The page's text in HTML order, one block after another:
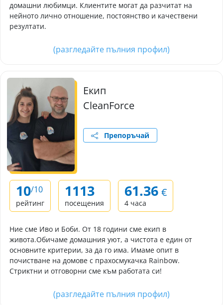
домашни любимци. Клиентите могат да разчитат на
нейното лично отношение, постоянство и качествени
резултати.
(разгледайте пълния профил)
Екип
CleanForce
Препоръчай
10/10
рейтинг
1113
посещения
61.36 €
4 часа
Ние сме Иво и Боби. От 18 години сме екип в
живота.Обичаме домашния уют, а чистота е един от
основните критерии, за да го има. Имаме опит в
почистване на домове с прахосмукачка Rainbow.
Стриктни и отговорни сме към работата си!
(разгледайте пълния профил)